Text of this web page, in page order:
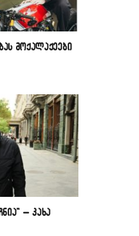
მოქალაქეები
– კახა